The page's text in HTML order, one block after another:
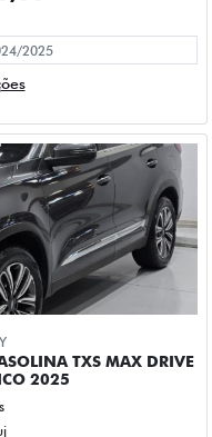
GASOLINA PREMIER
4P 2023
2023